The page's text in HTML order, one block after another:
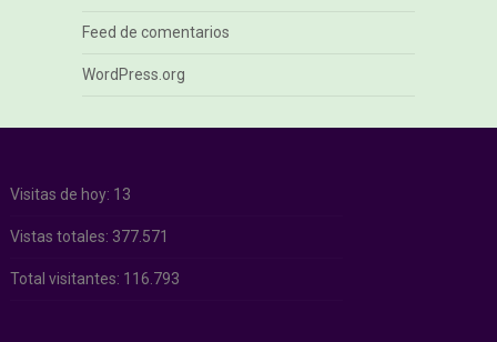
Feed de comentarios
WordPress.org
Visitas de hoy: 13
Vistas totales: 377.571
Total visitantes: 116.793